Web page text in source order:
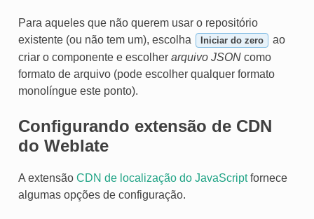
Para aqueles que não querem usar o repositório
existente (ou não tem um), escolha
Iniciar do zero
ao
criar o componente e escolher arquivo JSONcomo
formato de arquivo (pode escolher qualquer formato
monolíngue este ponto).
Configurando extensão de CDN
do Weblate
A extensão CDN de localização do JavaScriptfornece
algumas opções de configuração.